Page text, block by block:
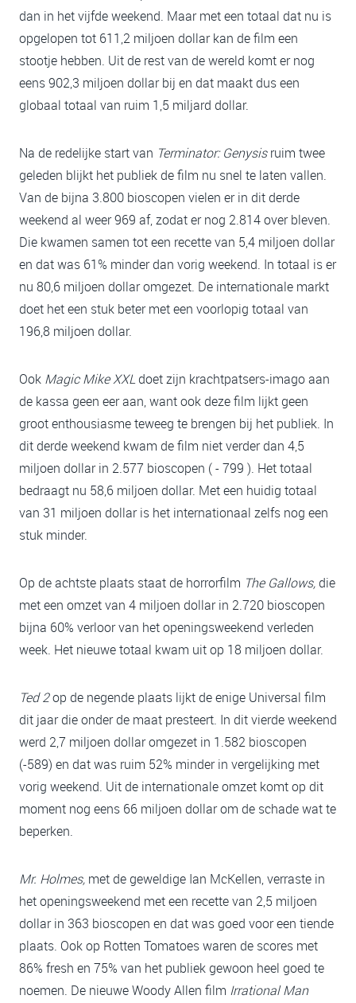
dan in het vijfde weekend. Maar met een totaal dat nu is
opgelopen tot 611,2 miljoen dollar kan de film een
stootje hebben. Uit de rest van de wereld komt er nog
eens 902,3 miljoen dollar bij en dat maakt dus een
globaal totaal van ruim 1,5 miljard dollar.
Na de redelijke start van Terminator: Genysisruim twee
geleden blijkt het publiek de film nu snel te laten vallen.
Van de bijna 3.800 bioscopen vielen er in dit derde
weekend al weer 969 af, zodat er nog 2.814 over bleven.
Die kwamen samen tot een recette van 5,4 miljoen dollar
en dat was 61% minder dan vorig weekend. In totaal is er
nu 80,6 miljoen dollar omgezet. De internationale markt
doet het een stuk beter met een voorlopig totaal van
196,8 miljoen dollar.
Ook Magic Mike XXLdoet zijn krachtpatsers-imago aan
de kassa geen eer aan, want ook deze film lijkt geen
groot enthousiasme teweeg te brengen bij het publiek. In
dit derde weekend kwam de film niet verder dan 4,5
miljoen dollar in 2.577 bioscopen ( - 799 ). Het totaal
bedraagt nu 58,6 miljoen dollar. Met een huidig totaal
van 31 miljoen dollar is het internationaal zelfs nog een
stuk minder.
Op de achtste plaats staat de horrorfilm The Gallows, die
met een omzet van 4 miljoen dollar in 2.720 bioscopen
bijna 60% verloor van het openingsweekend verleden
week. Het nieuwe totaal kwam uit op 18 miljoen dollar.
Ted 2op de negende plaats lijkt de enige Universal film
dit jaar die onder de maat presteert. In dit vierde weekend
werd 2,7 miljoen dollar omgezet in 1.582 bioscopen
(-589) en dat was ruim 52% minder in vergelijking met
vorig weekend. Uit de internationale omzet komt op dit
moment nog eens 66 miljoen dollar om de schade wat te
beperken.
Mr. Holmes, met de geweldige Ian McKellen, verraste in
het openingsweekend met een recette van 2,5 miljoen
dollar in 363 bioscopen en dat was goed voor een tiende
plaats. Ook op Rotten Tomatoes waren de scores met
86% fresh en 75% van het publiek gewoon heel goed te
noemen. De nieuwe Woody Allen film Irrational Man